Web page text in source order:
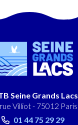
Seine Grands Lacs
Villiot - 75012 Paris
01 44 75 29 29